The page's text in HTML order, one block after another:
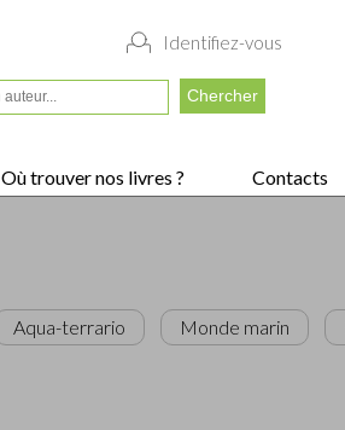
Identifiez-vous
Où trouver nos livres ?
Contacts
Aqua-terrario Monde marin